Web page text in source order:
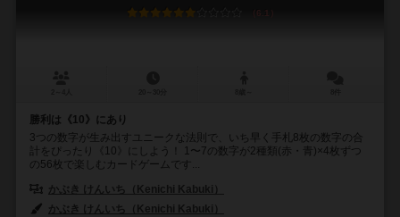
6.1
勝利は《10》にあり
3つの数字が生み出すユニークな法則で、いち早く手札8枚の数字の合
計をぴったり《10》にしよう！ 1〜7の数字が2種類(赤・青)×4枚ずつ
の56枚で楽しむカードゲームです...
かぶき けんいち（Kenichi Kabuki）
かぶき けんいち（Kenichi Kabuki）